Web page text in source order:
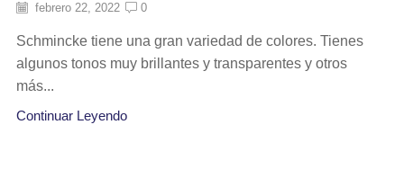
febrero 22, 2022 0
Schmincke tiene una gran variedad de colores. Tienes
algunos tonos muy brillantes y transparentes y otros
más...
Continuar Leyendo